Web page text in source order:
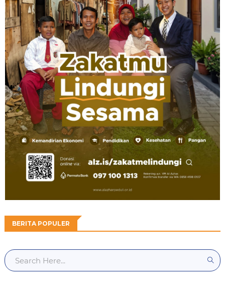
BERITA POPULER